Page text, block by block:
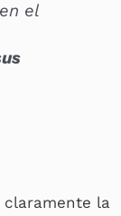
el
claramente la